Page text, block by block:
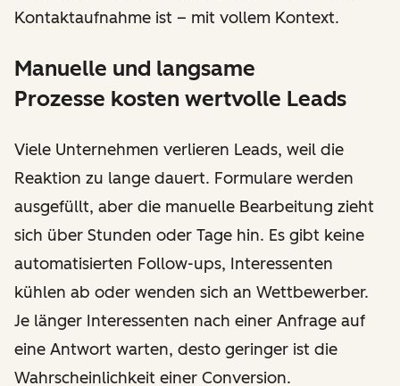
Kontaktaufnahme ist – mit vollem Kontext.
Manuelle und langsame
Prozesse kosten wertvolle Leads
Viele Unternehmen verlieren Leads, weil die
Reaktion zu lange dauert. Formulare werden
ausgefüllt, aber die manuelle Bearbeitung zieht
sich über Stunden oder Tage hin. Es gibt keine
automatisierten Follow-ups, Interessenten
kühlen ab oder wenden sich an Wettbewerber.
Je länger Interessenten nach einer Anfrage auf
eine Antwort warten, desto geringer ist die
Wahrscheinlichkeit einer Conversion.